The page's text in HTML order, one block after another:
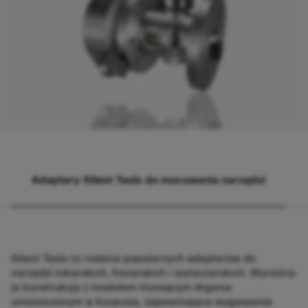
Adaptery Silent Tools do mocowania narzędzi
Silent Tools to rodzina popularnych adapterów do
narzędzi tokarskich, frezarskich i wytaczarskich. Wyróżnia
je konstrukcja z modułem tłumiącym drgania
umieszczonym w korpusie, zapewniająca wygaszanie